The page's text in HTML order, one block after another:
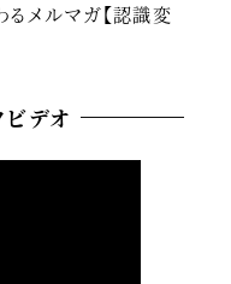
るメルマガ【認識変
ビデオ